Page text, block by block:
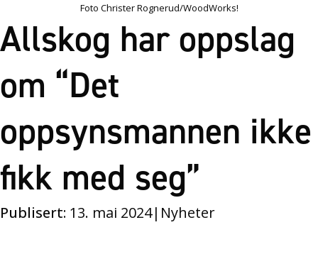
Allskog har oppslag
om “Det
oppsynsmannen ikke
fikk med seg”
Publisert: 13. mai 2024| Nyheter
Foto Christer Rognerud/WoodWorks!